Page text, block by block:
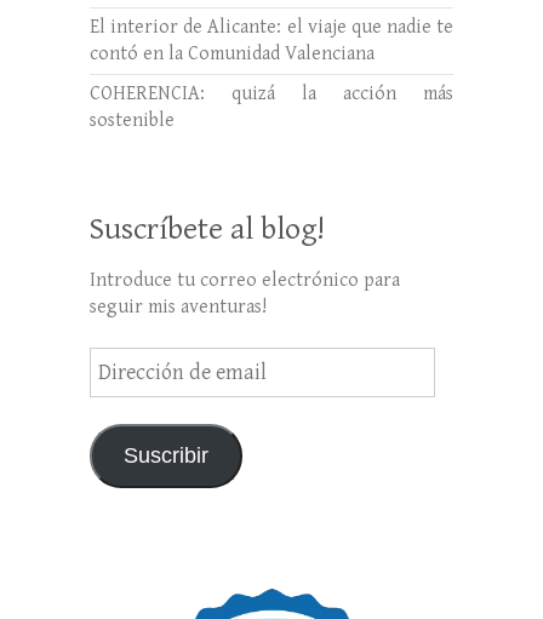
El interior de Alicante: el viaje que nadie te
contó en la Comunidad Valenciana
COHERENCIA: quizá la acción más
sostenible
Suscríbete al blog!
Introduce tu correo electrónico para
seguir mis aventuras!
Dirección
de
Suscribir